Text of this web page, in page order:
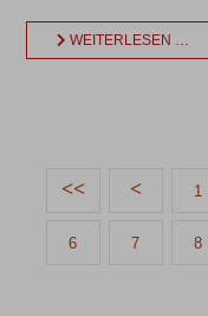
WEITERLESEN …
1
6 7 8